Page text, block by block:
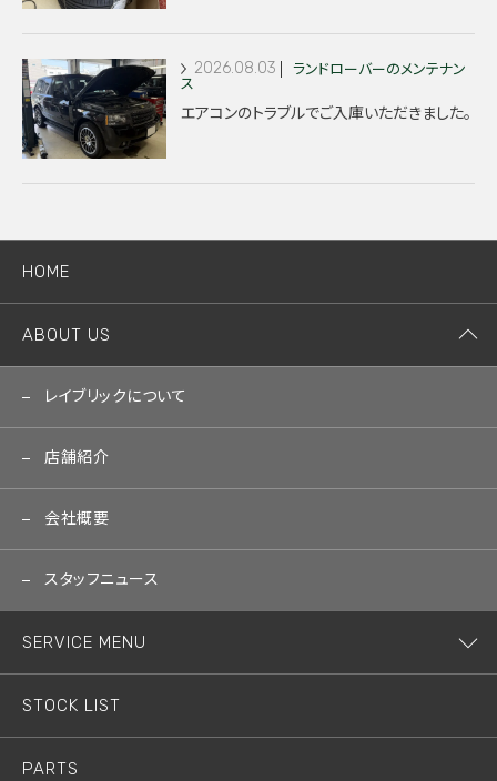
2026.08.03
ランドローバーのメンテナン
ス
エアコンのトラブルでご入庫いただきました。
HOME
ABOUT US
レイブリックについて
店舗紹介
会社概要
スタッフニュース
SERVICE MENU
STOCK LIST
PARTS